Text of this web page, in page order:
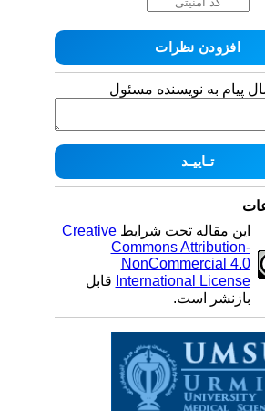
پیام به نویسنده مسئول
این مقاله تحت شرایطCreative
Commons Attribution-
NonCommercial 4.0
International Licenseقابل
بازنشر است.